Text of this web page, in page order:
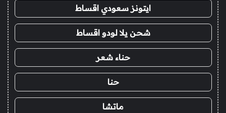
ايتونز سعودي اقساط
شحن يلا لودو اقساط
حناء شعر
حنا
ماتشا